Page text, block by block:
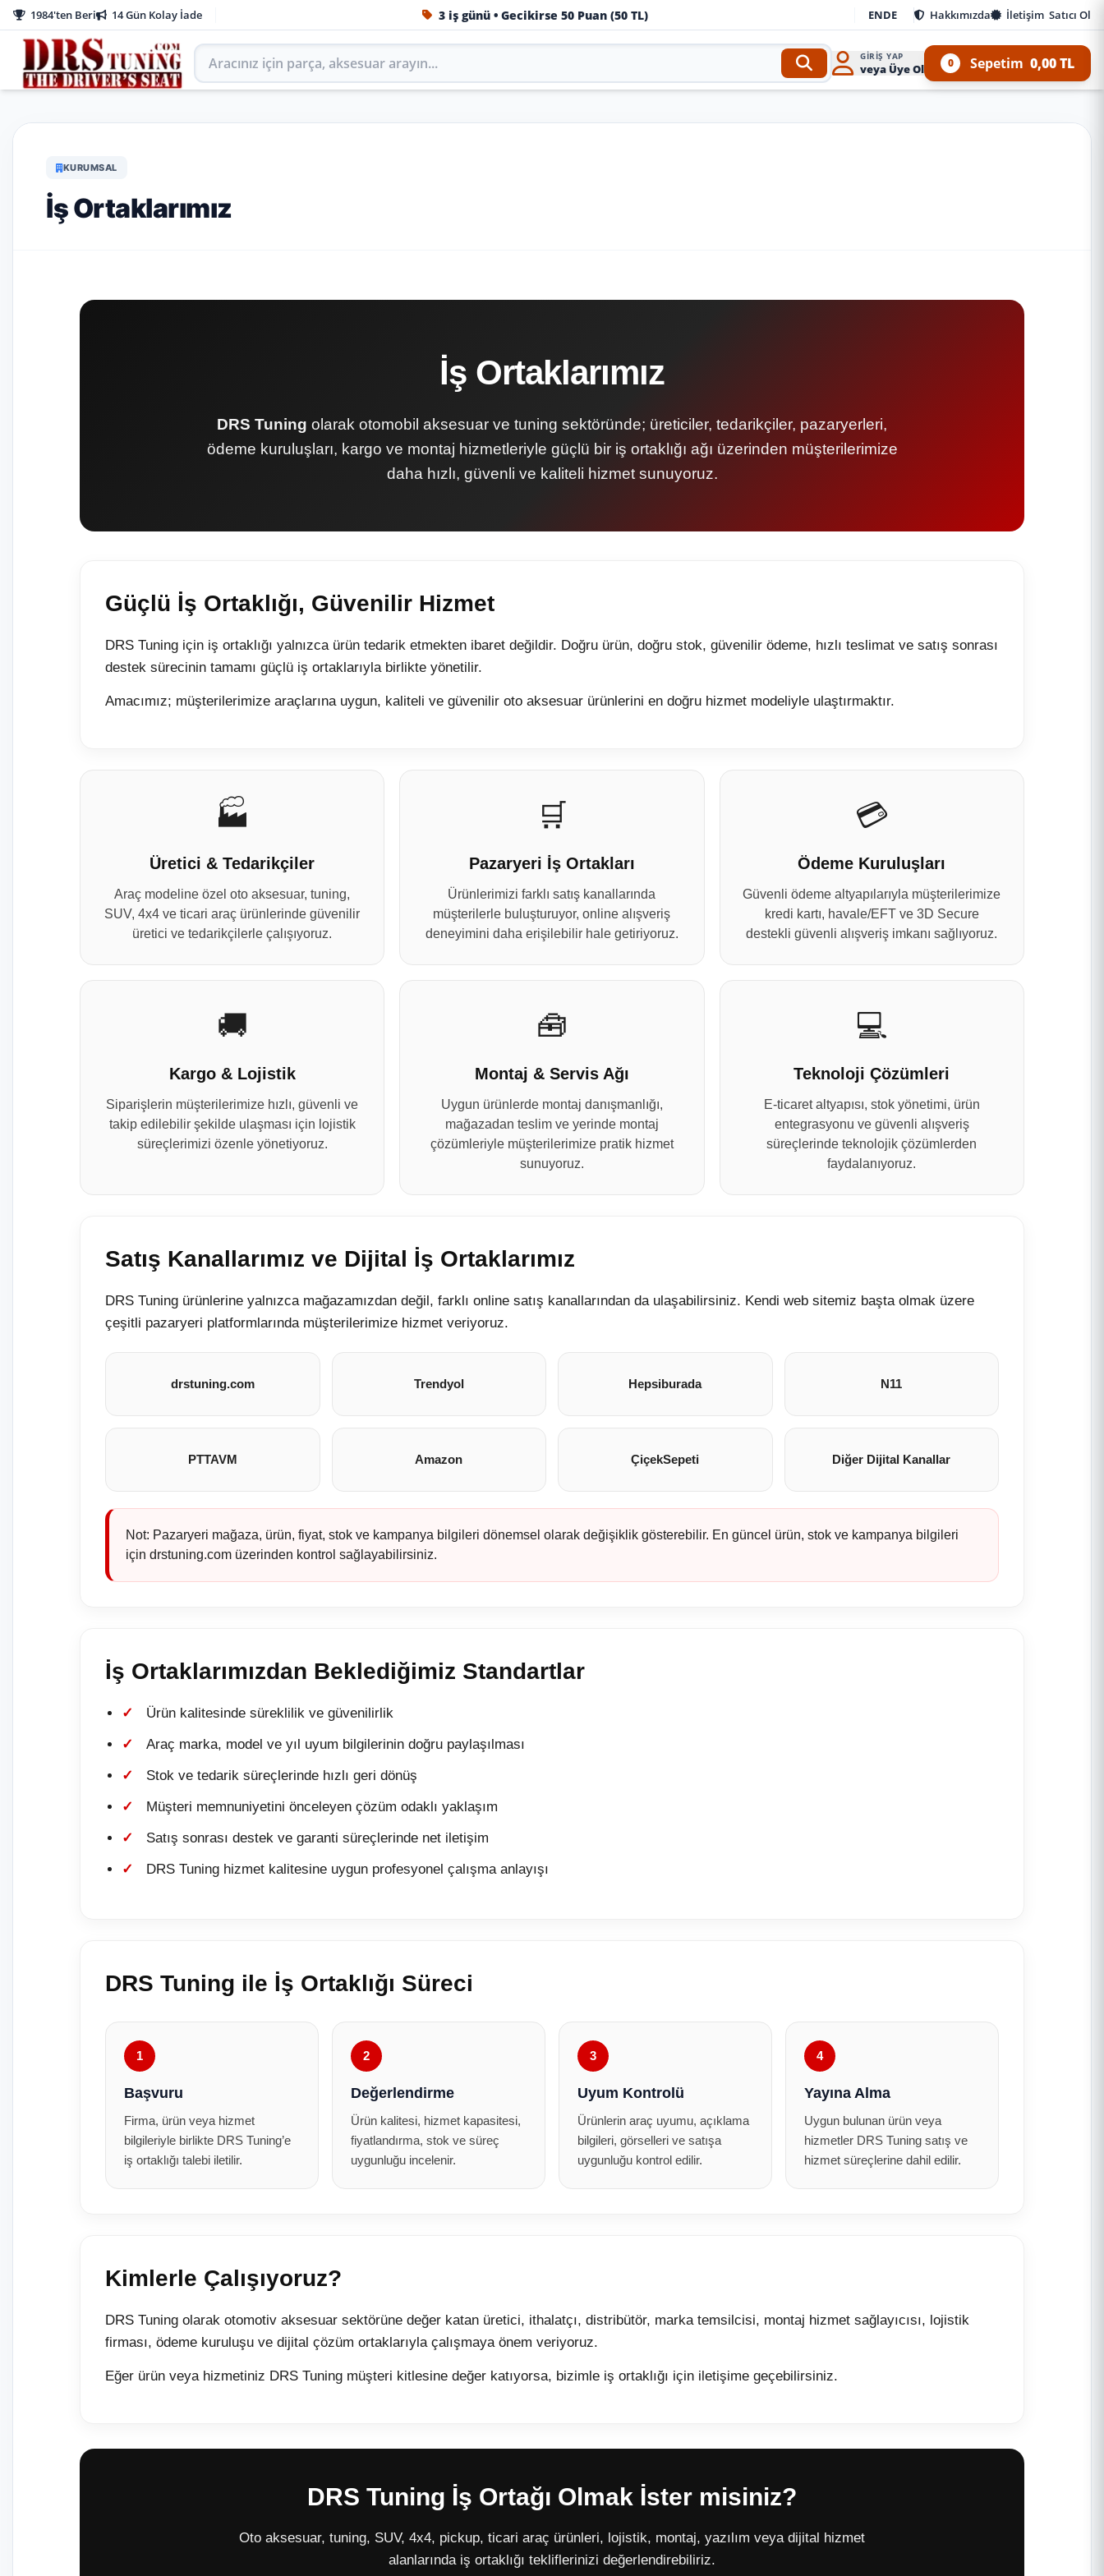
1984'ten Beri 14 Gün Kolay İade
3 iş günü • Gecikirse 50 Puan (50 TL)
1984'ten beri Türkiye’nin en büyük oto aksesuar ve tuning
ENDE Hakkımızda İletişim Satıcı Ol
Aracınız için parça arayın
GIRIŞ YAP
veya Üye Ol 0 Sepetim 0,00 TL
KURUMSAL
İş Ortaklarımız
İş Ortaklarımız
DRS Tuning olarak otomobil aksesuar ve tuning sektöründe; üreticiler, tedarikçiler, pazaryerleri,
ödeme kuruluşları, kargo ve montaj hizmetleriyle güçlü bir iş ortaklığı ağı üzerinden müşterilerimize
daha hızlı, güvenli ve kaliteli hizmet sunuyoruz.
Güçlü İş Ortaklığı, Güvenilir Hizmet
DRS Tuning için iş ortaklığı yalnızca ürün tedarik etmekten ibaret değildir. Doğru ürün, doğru stok, güvenilir ödeme, hızlı teslimat ve satış sonrası
destek sürecinin tamamı güçlü iş ortaklarıyla birlikte yönetilir.
Amacımız; müşterilerimize araçlarına uygun, kaliteli ve güvenilir oto aksesuar ürünlerini en doğru hizmet modeliyle ulaştırmaktır.
🏭
Üretici & Tedarikçiler
Araç modeline özel oto aksesuar, tuning,
SUV, 4x4 ve ticari araç ürünlerinde güvenilir
üretici ve tedarikçilerle çalışıyoruz.
🛒
Pazaryeri İş Ortakları
Ürünlerimizi farklı satış kanallarında
müşterilerle buluşturuyor, online alışveriş
deneyimini daha erişilebilir hale getiriyoruz.
💳
Ödeme Kuruluşları
Güvenli ödeme altyapılarıyla müşterilerimize
kredi kartı, havale/EFT ve 3D Secure
destekli güvenli alışveriş imkanı sağlıyoruz.
🚚
Kargo & Lojistik
Siparişlerin müşterilerimize hızlı, güvenli ve
takip edilebilir şekilde ulaşması için lojistik
süreçlerimizi özenle yönetiyoruz.
🧰
Montaj & Servis Ağı
Uygun ürünlerde montaj danışmanlığı,
mağazadan teslim ve yerinde montaj
çözümleriyle müşterilerimize pratik hizmet
sunuyoruz.
💻
Teknoloji Çözümleri
E-ticaret altyapısı, stok yönetimi, ürün
entegrasyonu ve güvenli alışveriş
süreçlerinde teknolojik çözümlerden
faydalanıyoruz.
Satış Kanallarımız ve Dijital İş Ortaklarımız
DRS Tuning ürünlerine yalnızca mağazamızdan değil, farklı online satış kanallarından da ulaşabilirsiniz. Kendi web sitemiz başta olmak üzere
çeşitli pazaryeri platformlarında müşterilerimize hizmet veriyoruz.
drstuning.com Trendyol Hepsiburada N11
PTTAVM Amazon ÇiçekSepeti Diğer Dijital Kanallar
Not: Pazaryeri mağaza, ürün, fiyat, stok ve kampanya bilgileri dönemsel olarak değişiklik gösterebilir. En güncel ürün, stok ve kampanya bilgileri
için drstuning.com üzerinden kontrol sağlayabilirsiniz.
İş Ortaklarımızdan Beklediğimiz Standartlar
Ürün kalitesinde süreklilik ve güvenilirlik
Araç marka, model ve yıl uyum bilgilerinin doğru paylaşılması
Stok ve tedarik süreçlerinde hızlı geri dönüş
Müşteri memnuniyetini önceleyen çözüm odaklı yaklaşım
Satış sonrası destek ve garanti süreçlerinde net iletişim
DRS Tuning hizmet kalitesine uygun profesyonel çalışma anlayışı
DRS Tuning ile İş Ortaklığı Süreci
1
Başvuru
Firma, ürün veya hizmet
bilgileriyle birlikte DRS Tuning’e
iş ortaklığı talebi iletilir.
2
Değerlendirme
Ürün kalitesi, hizmet kapasitesi,
fiyatlandırma, stok ve süreç
uygunluğu incelenir.
3
Uyum Kontrolü
Ürünlerin araç uyumu, açıklama
bilgileri, görselleri ve satışa
uygunluğu kontrol edilir.
4
Yayına Alma
Uygun bulunan ürün veya
hizmetler DRS Tuning satış ve
hizmet süreçlerine dahil edilir.
Kimlerle Çalışıyoruz?
DRS Tuning olarak otomotiv aksesuar sektörüne değer katan üretici, ithalatçı, distribütör, marka temsilcisi, montaj hizmet sağlayıcısı, lojistik
firması, ödeme kuruluşu ve dijital çözüm ortaklarıyla çalışmaya önem veriyoruz.
Eğer ürün veya hizmetiniz DRS Tuning müşteri kitlesine değer katıyorsa, bizimle iş ortaklığı için iletişime geçebilirsiniz.
DRS Tuning İş Ortağı Olmak İster misiniz?
Oto aksesuar, tuning, SUV, 4x4, pickup, ticari araç ürünleri, lojistik, montaj, yazılım veya dijital hizmet
alanlarında iş ortaklığı tekliflerinizi değerlendirebiliriz.